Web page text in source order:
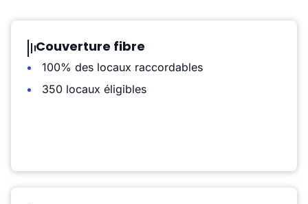
Couverture fibre
100% des locaux raccordables
350 locaux éligibles